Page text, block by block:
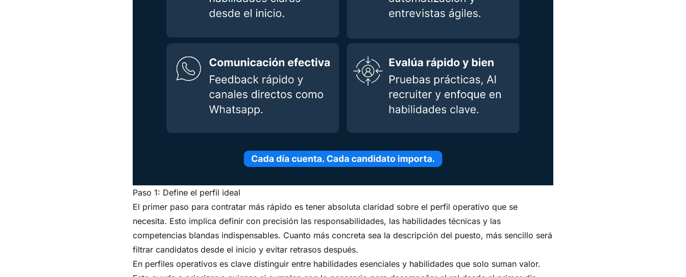
Paso 1: Define el perfil ideal
El primer paso para contratar más rápido es tener absoluta claridad sobre el perfil operativo que se
necesita. Esto implica definir con precisión las responsabilidades, las habilidades técnicas y las
competencias blandas indispensables. Cuanto más concreta sea la descripción del puesto, más sencillo será
filtrar candidatos desde el inicio y evitar retrasos después.
En perfiles operativos es clave distinguir entre habilidades esenciales y habilidades que solo suman valor.